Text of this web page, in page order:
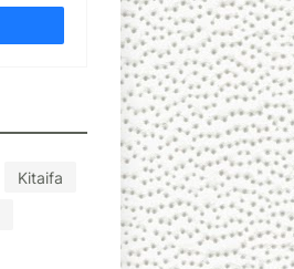
Kitaifa